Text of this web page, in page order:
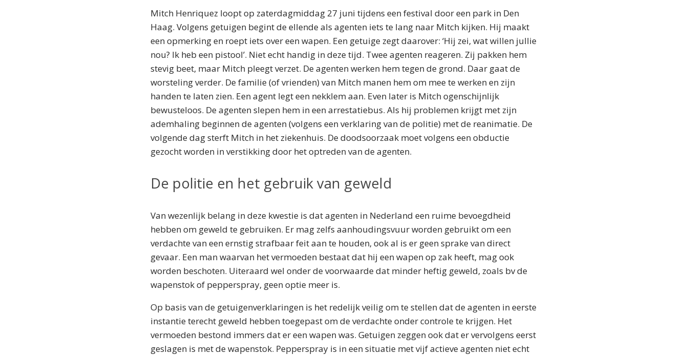
Mitch Henriquez loopt op zaterdagmiddag 27 juni tijdens een festival door een park in Den
Haag. Volgens getuigen begint de ellende als agenten iets te lang naar Mitch kijken. Hij maakt
een opmerking en roept iets over een wapen. Een getuige zegt daarover: ‘Hij zei, wat willen jullie
nou? Ik heb een pistool’. Niet echt handig in deze tijd. Twee agenten reageren. Zij pakken hem
stevig beet, maar Mitch pleegt verzet. De agenten werken hem tegen de grond. Daar gaat de
worsteling verder. De familie (of vrienden) van Mitch manen hem om mee te werken en zijn
handen te laten zien. Een agent legt een nekklem aan. Even later is Mitch ogenschijnlijk
bewusteloos. De agenten slepen hem in een arrestatiebus. Als hij problemen krijgt met zijn
ademhaling beginnen de agenten (volgens een verklaring van de politie) met de reanimatie. De
volgende dag sterft Mitch in het ziekenhuis. De doodsoorzaak moet volgens een obductie
gezocht worden in verstikking door het optreden van de agenten.
De politie en het gebruik van geweld
Van wezenlijk belang in deze kwestie is dat agenten in Nederland een ruime bevoegdheid
hebben om geweld te gebruiken. Er mag zelfs aanhoudingsvuur worden gebruikt om een
verdachte van een ernstig strafbaar feit aan te houden, ook al is er geen sprake van direct
gevaar. Een man waarvan het vermoeden bestaat dat hij een wapen op zak heeft, mag ook
worden beschoten. Uiteraard wel onder de voorwaarde dat minder heftig geweld, zoals bv de
wapenstok of pepperspray, geen optie meer is.
Op basis van de getuigenverklaringen is het redelijk veilig om te stellen dat de agenten in eerste
instantie terecht geweld hebben toegepast om de verdachte onder controle te krijgen. Het
vermoeden bestond immers dat er een wapen was. Getuigen zeggen ook dat er vervolgens eerst
geslagen is met de wapenstok. Pepperspray is in een situatie met vijf actieve agenten niet echt